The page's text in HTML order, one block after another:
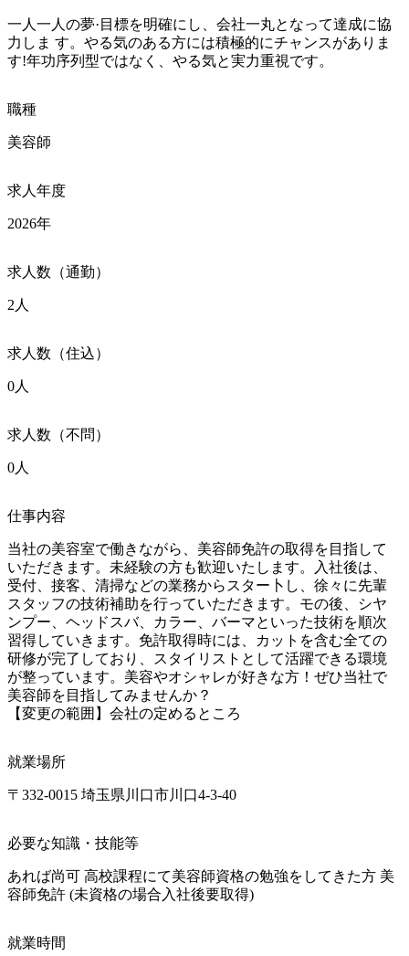
一人一人の夢·目標を明確にし、会社一丸となって達成に協
力しま す。やる気のある方には積極的にチャンスがありま
す!年功序列型ではなく、やる気と実力重視です。
職種
美容師
求人年度
2026年
求人数（通勤）
2人
求人数（住込）
0人
求人数（不問）
0人
仕事内容
当社の美容室で働きながら、美容師免許の取得を目指して
いただきます。未経験の方も歓迎いたします。入社後は、
受付、接客、清掃などの業務からスター卜し、徐々に先輩
スタッフの技術補助を行っていただきます。モの後、シヤ
ンプー、ヘッドスバ、カラー、バーマといった技術を順次
習得していきます。免許取得時には、カットを含む全ての
研修が完了しており、スタイリストとして活躍できる環境
が整っています。美容やオシャレが好きな方！ぜひ当社で
美容師を目指してみませんか？
【変更の範囲】会社の定めるところ
就業場所
〒332-0015 埼玉県川口市川口4-3-40
必要な知識・技能等
あれば尚可 高校課程にて美容師資格の勉強をしてきた方 美
容師免許 (未資格の場合入社後要取得)
就業時間